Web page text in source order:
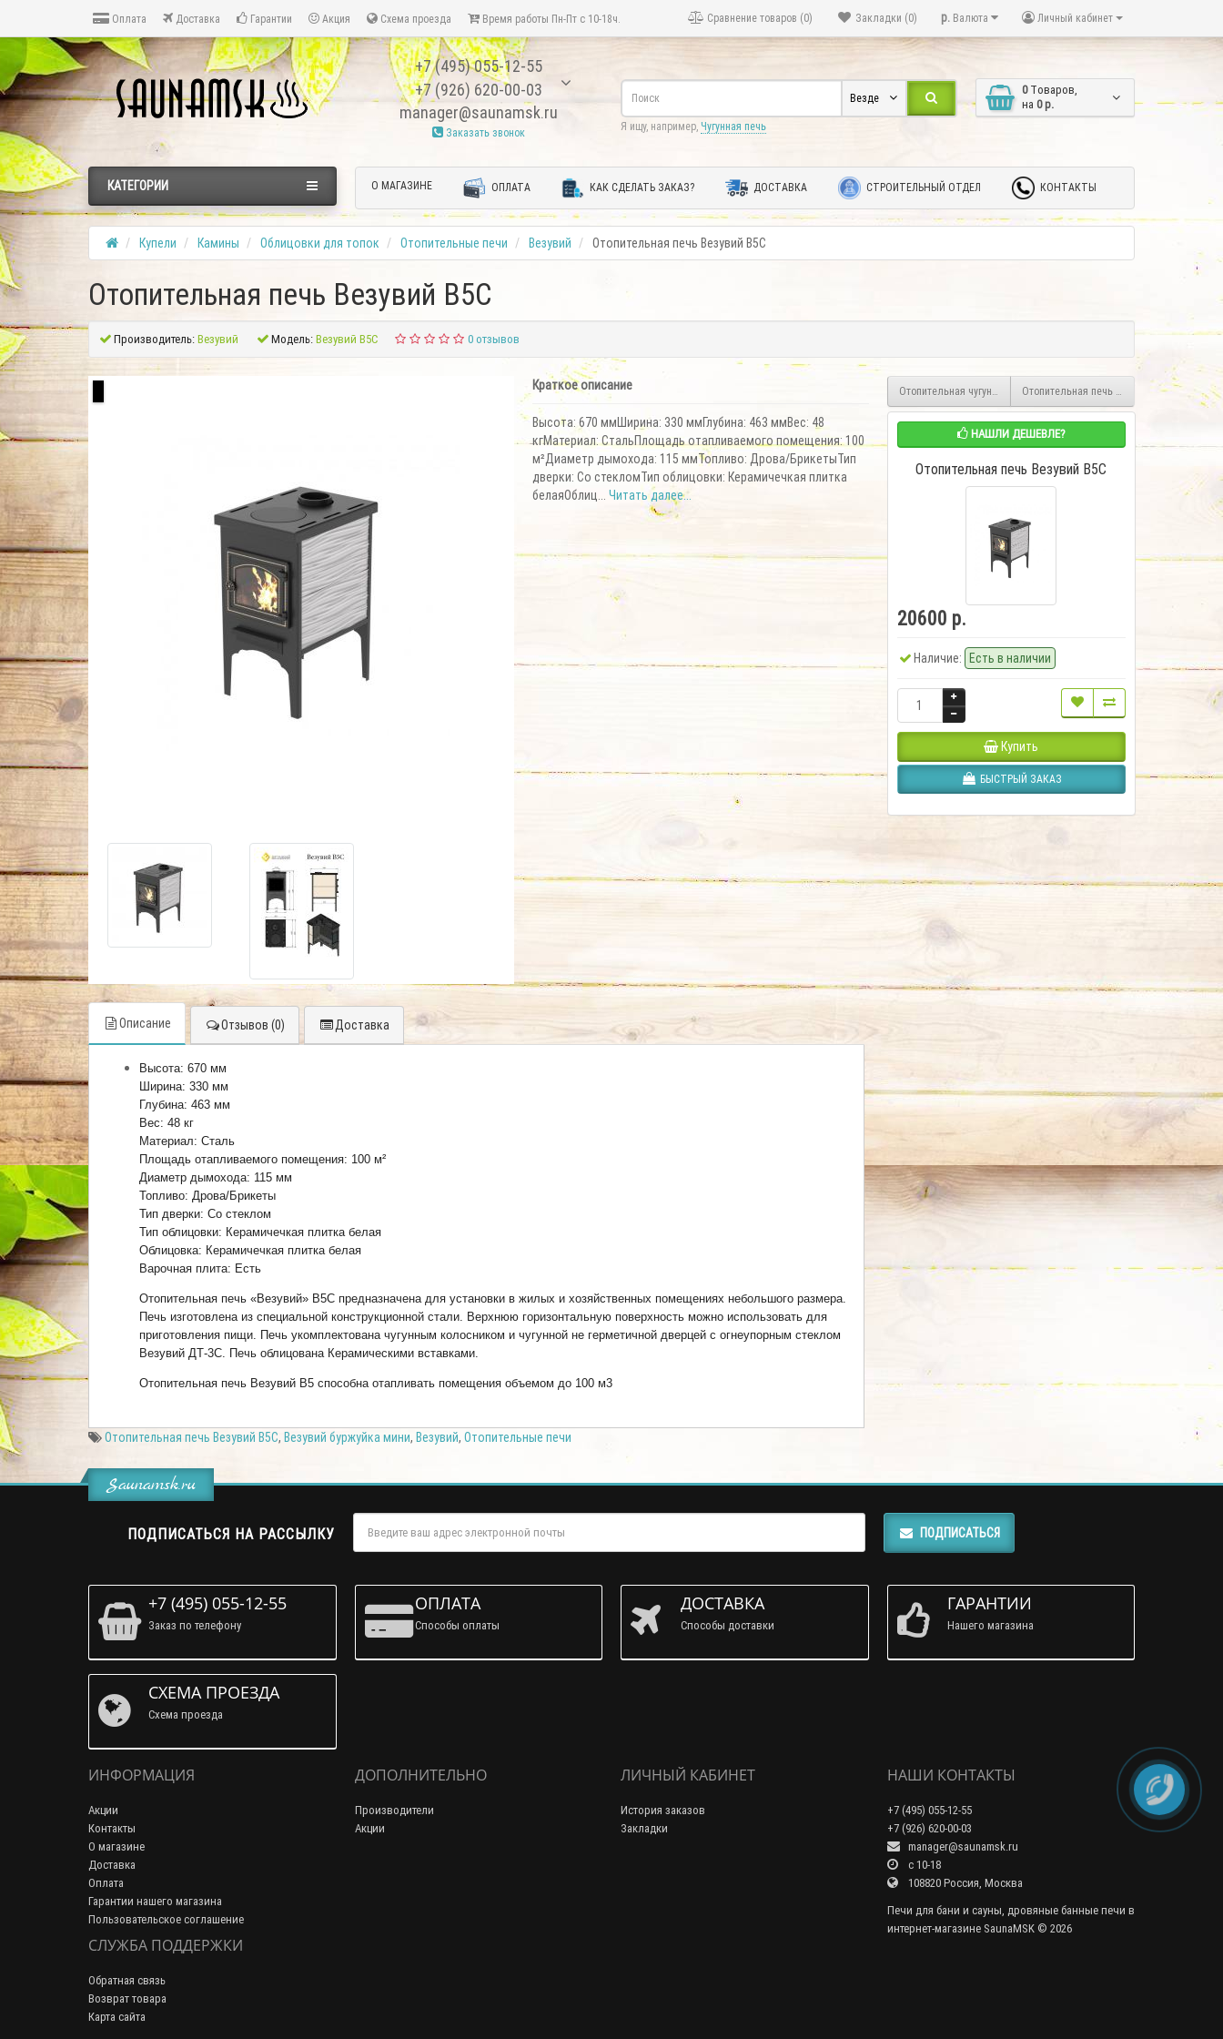
Оплата Доставка Гарантии Акция Схема проезда Время работы Пн-Пт с 10-18ч. Личный кабинет
р. Валюта
Закладки (0)
Сравнение товаров (0)
+7 (495) 055-12-55
+7 (926) 620-00-03
manager@saunamsk.ru
Заказать звонок
0 Tоваров,
на 0 р.
Везде
Я ищу, например, Чугунная печь
О МАГАЗИНЕ ОПЛАТА КАК СДЕЛАТЬ ЗАКАЗ? ДОСТАВКА СТРОИТЕЛЬНЫЙ ОТДЕЛ КОНТАКТЫ
КАТЕГОРИИ
Купели Камины Облицовки для топок Отопительные печи Везувий Отопительная печь Везувий В5С
Отопительная печь Везувий В5С
Производитель:Везувий Модель:Везувий В5С 0 отзывов
Краткое описание
Высота: 670 ммШирина: 330 ммГлубина: 463 ммВес: 48
кгМатериал: СтальПлощадь отапливаемого помещения: 100
м²Диаметр дымохода: 115 ммТопливо: Дрова/БрикетыТип
дверки: Со стекломТип облицовки: Керамичечкая плитка
белаяОблиц... Читать далее...
Отопительная чугунная печь Везувий Триумф 180 т/о
Отопительная печь Везувий Триумф 180
НАШЛИ ДЕШЕВЛЕ?
Отопительная печь Везувий В5С
20600 р.
Наличие: Есть в наличии
Купить
БЫСТРЫЙ ЗАКАЗ
Описание Отзывов (0) Доставка
Высота: 670 мм
Ширина: 330 мм
Глубина: 463 мм
Вес: 48 кг
Материал: Сталь
Площадь отапливаемого помещения: 100 м²
Диаметр дымохода: 115 мм
Топливо: Дрова/Брикеты
Тип дверки: Со стеклом
Тип облицовки: Керамичечкая плитка белая
Облицовка: Керамичечкая плитка белая
Варочная плита: Есть
Отопительная печь «Везувий» В5С предназначена для установки в жилых и хозяйственных помещениях небольшого размера.
Печь изготовлена из специальной конструкционной стали. Верхнюю горизонтальную поверхность можно использовать для
приготовления пищи. Печь укомплектована чугунным колосником и чугунной не герметичной дверцей с огнеупорным стеклом
Везувий ДТ-3С. Печь облицована Керамическими вставками.
Отопительная печь Везувий В5 способна отапливать помещения объемом до 100 м3
Отопительная печь Везувий В5С, Везувий буржуйка мини, Везувий, Отопительные печи
Saunamsk.ru
ПОДПИСАТЬСЯ НА РАССЫЛКУ ПОДПИСАТЬСЯ
+7 (495) 055-12-55
Заказ по телефону
ОПЛАТА
Способы оплаты
ДОСТАВКА
Способы доставки
ГАРАНТИИ
Нашего магазина
СХЕМА ПРОЕЗДА
Схема проезда
ИНФОРМАЦИЯ
Акции
Контакты
О магазине
Доставка
Оплата
Гарантии нашего магазина
Пользовательское соглашение
СЛУЖБА ПОДДЕРЖКИ
Обратная связь
Возврат товара
Карта сайта
ДОПОЛНИТЕЛЬНО
Производители
Акции
ЛИЧНЫЙ КАБИНЕТ
История заказов
Закладки
НАШИ КОНТАКТЫ
+7 (495) 055-12-55
+7 (926) 620-00-03
manager@saunamsk.ru
c 10-18
108820 Россия, Москва
Печи для бани и сауны, дровяные банные печи в
интернет-магазине SaunaMSK © 2026